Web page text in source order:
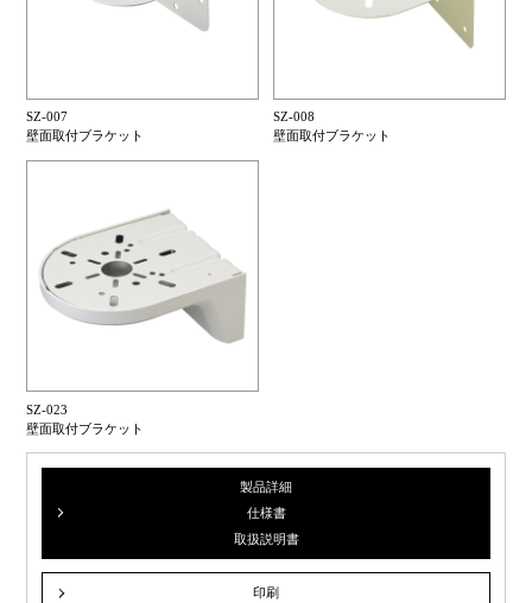
SZ-007
壁面取付ブラケット
SZ-008
壁面取付ブラケット
SZ-023
壁面取付ブラケット
製品詳細
仕様書
取扱説明書
印刷